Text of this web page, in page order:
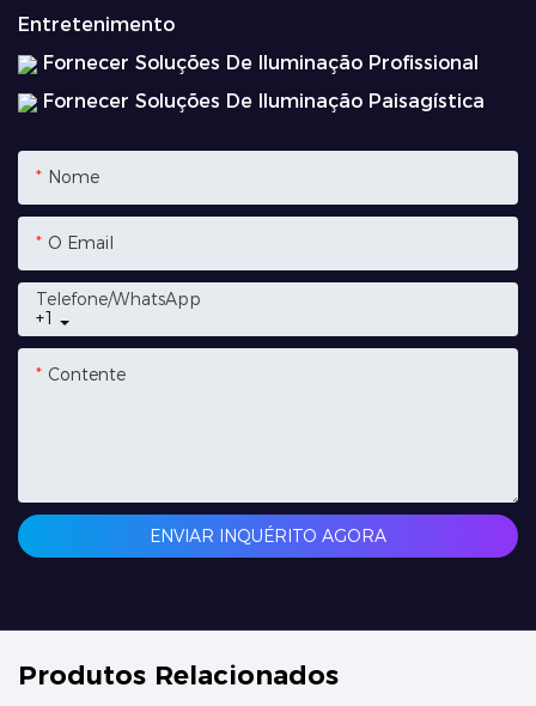
Entretenimento
Fornecer Soluções De Iluminação Profissional
Fornecer Soluções De Iluminação Paisagística
Nome
O Email
+1
Telefone/whatsApp
Contente
ENVIAR INQUÉRITO AGORA
Produtos Relacionados